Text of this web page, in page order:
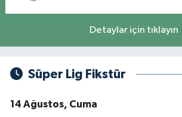
Detaylar için tıklayın
Süper Lig Fikstür
14 Ağustos, Cuma